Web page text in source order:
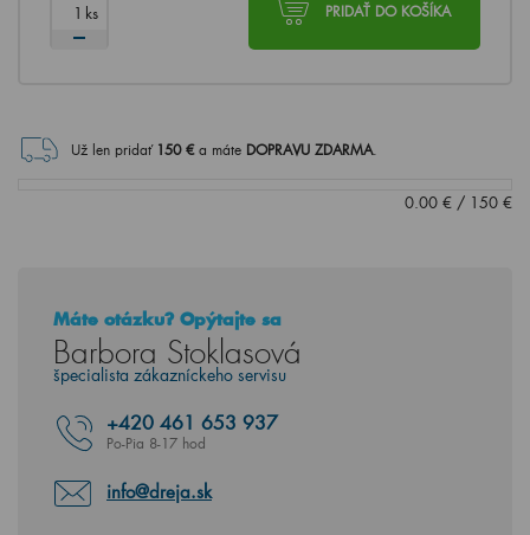
PRIDAŤ DO KOŠÍKA
ks
Už len pridať 150€ a máte DOPRAVU ZDARMA.
0.00 € / 150 €
Máte otázku? Opýtajte sa
Barbora Stoklasová
špecialista zákazníckeho servisu
+420 461 653 937
Po-Pia 8-17 hod
info@dreja.sk